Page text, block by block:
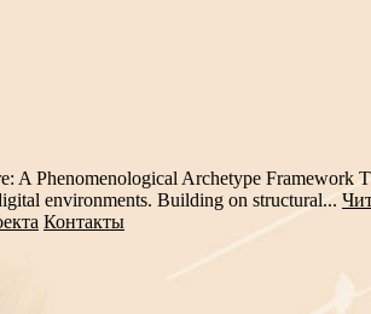
A Phenomenological Archetype Framework
environments. Building on structural...
Контакты